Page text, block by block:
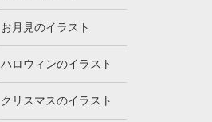
お月見のイラスト
ハロウィンのイラスト
クリスマスのイラスト